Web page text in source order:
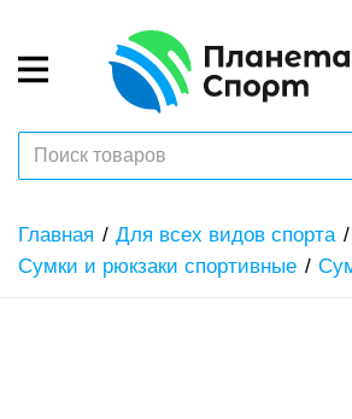
Главная
Для всех видов спорта
Сумки и рюкзаки спортивные